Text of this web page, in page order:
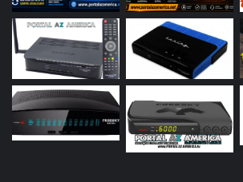
Azamerica S922
Azamerica S922 Mini
Azamerica S928
Azamerica Silver
Azamerica Silver GX PRO
Azamerica Silver IPTV